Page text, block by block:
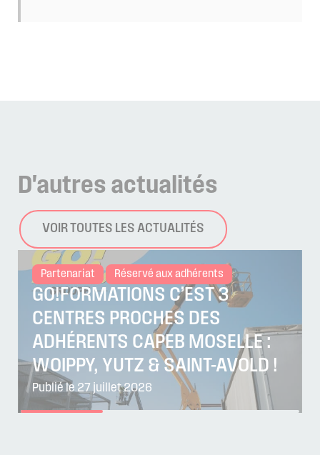
D'autres actualités
VOIR TOUTES LES ACTUALITÉS
Partenariat Réservé aux adhérents
GO!FORMATIONS C’EST 3
CENTRES PROCHES DES
ADHÉRENTS CAPEB MOSELLE :
WOIPPY, YUTZ & SAINT-AVOLD !
Publié le 27 juillet 2026